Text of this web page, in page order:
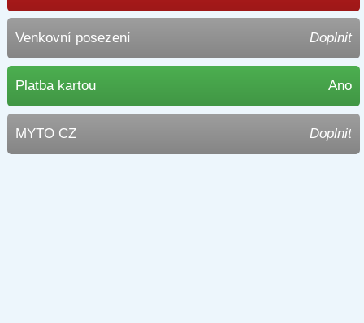
Venkovní posezení Doplnit
Platba kartou Ano
MYTO CZ Doplnit